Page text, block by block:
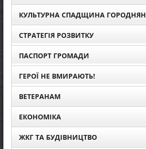
КУЛЬТУРНА СПАДЩИНА
СТРАТЕГІЯ РОЗВИТКУ
ПАСПОРТ ГРОМАДИ
ГЕРОЇ НЕ ВМИРАЮТЬ!
ВЕТЕРАНАМ
ЕКОНОМІКА
ЖКГ ТА БУДІВНИЦТВО